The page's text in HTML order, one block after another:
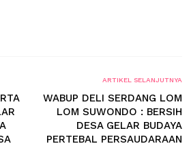
ARTIKEL SELANJUTNYA
WABUP DELI SERDANG LOM
LOM SUWONDO : BERSIH
DESA GELAR BUDAYA
PERTEBAL PERSAUDARAAN